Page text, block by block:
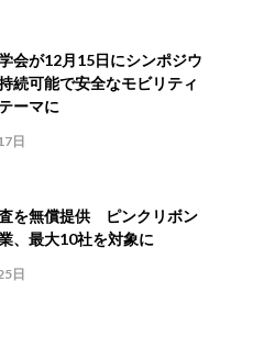
会が12月15日にシンポジウ
続可能で安全なモビリティ
ーマに
日
を無償提供 ピンクリボン
、最大10社を対象に
日